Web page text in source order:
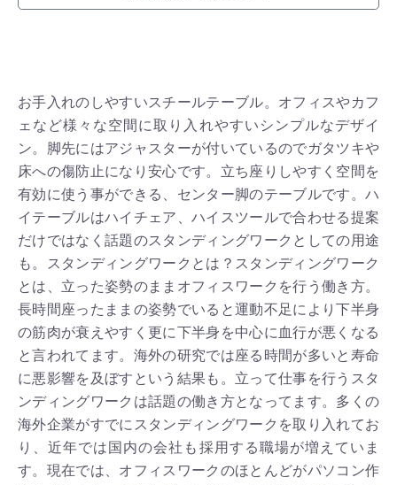
お手入れのしやすいスチールテーブル。オフィスやカフ
ェなど様々な空間に取り入れやすいシンプルなデザイ
ン。脚先にはアジャスターが付いているのでガタツキや
床への傷防止になり安心です。立ち座りしやすく空間を
有効に使う事ができる、センター脚のテーブルです。ハ
イテーブルはハイチェア、ハイスツールで合わせる提案
だけではなく話題のスタンディングワークとしての用途
も。スタンディングワークとは？スタンディングワーク
とは、立った姿勢のままオフィスワークを行う働き方。
長時間座ったままの姿勢でいると運動不足により下半身
の筋肉が衰えやすく更に下半身を中心に血行が悪くなる
と言われてます。海外の研究では座る時間が多いと寿命
に悪影響を及ぼすという結果も。立って仕事を行うスタ
ンディングワークは話題の働き方となってます。多くの
海外企業がすでにスタンディングワークを取り入れてお
り、近年では国内の会社も採用する職場が増えていま
す。現在では、オフィスワークのほとんどがパソコン作